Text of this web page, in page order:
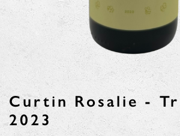
Curtin Rosalie -
2023